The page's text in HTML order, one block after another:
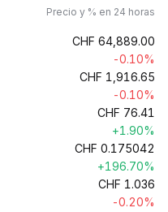
Precio y % en 24 horas
CHF 64,889.00
-0.10%
CHF 1,916.65
-0.10%
CHF 76.41
+1.90%
CHF 0.175042
+196.70%
CHF 1.036
-0.20%